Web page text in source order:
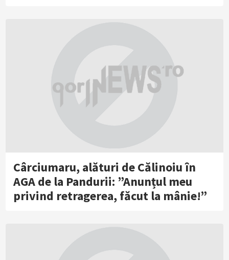
Cârciumaru, alături de Călinoiu în
AGA de la Pandurii: ”Anunțul meu
privind retragerea, făcut la mânie!”